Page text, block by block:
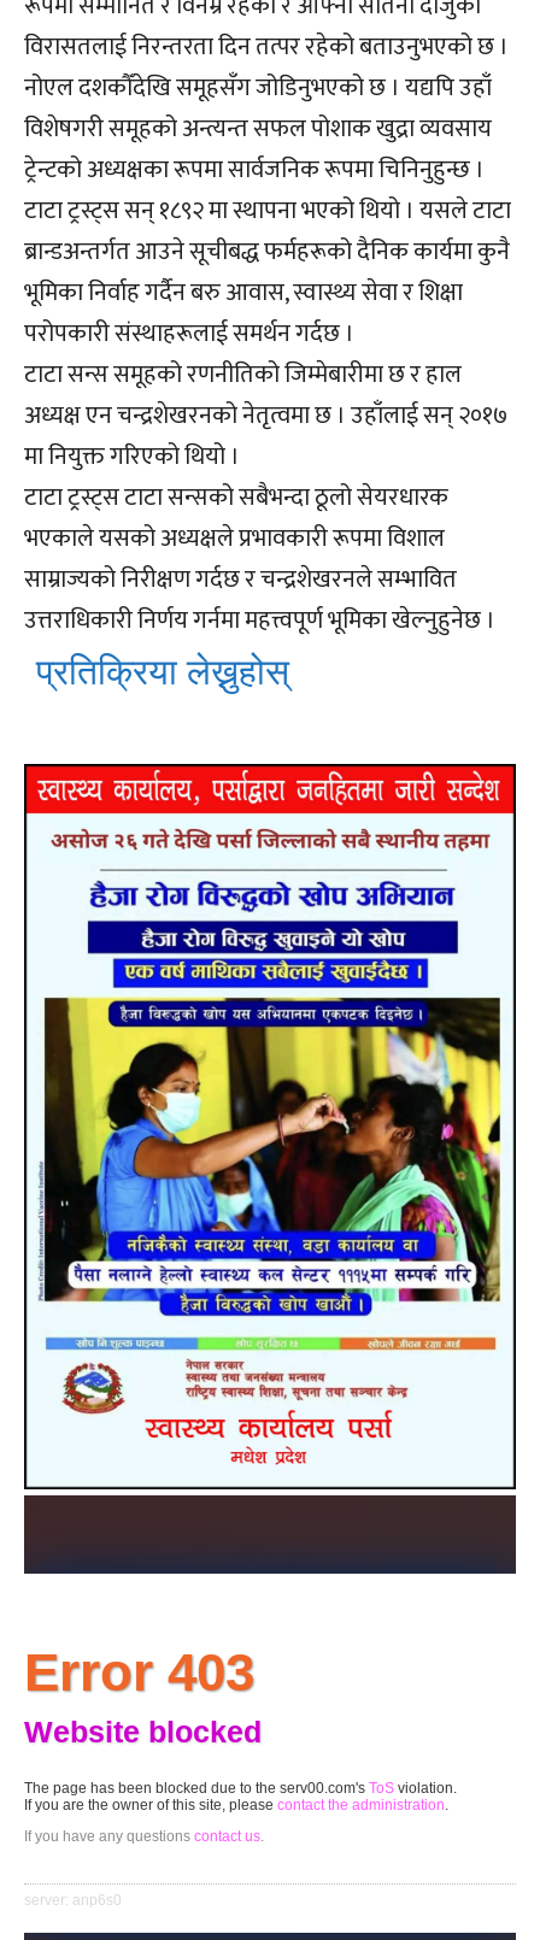
विरासतलाई निरन्तरता दिन तत्पर रहेको बताउनुभएको छ ।
नोएल दशकौँदेखि समूहसँग जोडिनुभएको छ । यद्यपि उहाँ
विशेषगरी समूहको अन्त्यन्त सफल पोशाक खुद्रा व्यवसाय
ट्रेन्टको अध्यक्षका रूपमा सार्वजनिक रूपमा चिनिनुहुन्छ ।
टाटा ट्रस्ट्स सन् १८९२ मा स्थापना भएको थियो । यसले टाटा
ब्रान्डअन्तर्गत आउने सूचीबद्ध फर्महरूको दैनिक कार्यमा कुनै
भूमिका निर्वाह गर्दैन बरु आवास, स्वास्थ्य सेवा र शिक्षा
परोपकारी संस्थाहरूलाई समर्थन गर्दछ ।
टाटा सन्स समूहको रणनीतिको जिम्मेबारीमा छ र हाल
अध्यक्ष एन चन्द्रशेखरनको नेतृत्वमा छ । उहाँलाई सन् २०१७
मा नियुक्त गरिएको थियो ।
टाटा ट्रस्ट्स टाटा सन्सको सबैभन्दा ठूलो सेयरधारक
भएकाले यसको अध्यक्षले प्रभावकारी रूपमा विशाल
साम्राज्यको निरीक्षण गर्दछ र चन्द्रशेखरनले सम्भावित
उत्तराधिकारी निर्णय गर्नमा महत्त्वपूर्ण भूमिका खेल्नुहुनेछ ।
प्रतिक्रिया लेख्नुहोस्